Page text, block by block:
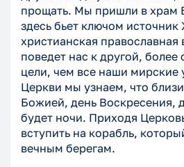
прощать. Мы пришли в храм
здесь бьет ключом
христианская православная
поведет нас к другой, более
цели, чем все наши мирские
Церкви мы узнаем, что
Божией, день Воскресения,
будет ночи. Приходя
вступить на корабль,
вечным берегам.